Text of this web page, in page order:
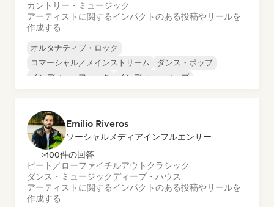
カントリー・ミュージック
アーティストに関するインパクトのある投稿やリールを
作成する
オルタナティブ・ロック
コマーシャル／メインストリーム
ダンス・ポップ
インディー・フォーク
インディー・ポップ
Emilio Riveros
ソーシャルメディアインフルエンサー
>100件の回答
ビート／ローファイチルアウト クラシック
ダンス・ミュージックディープ・ハウス
アーティストに関するインパクトのある投稿やリールを
作成する